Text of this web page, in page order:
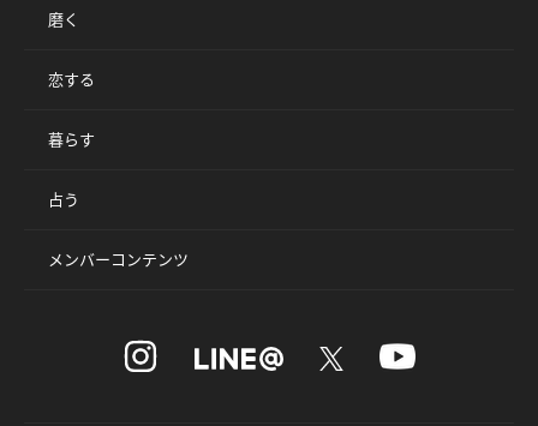
磨く
恋する
暮らす
占う
メンバーコンテンツ